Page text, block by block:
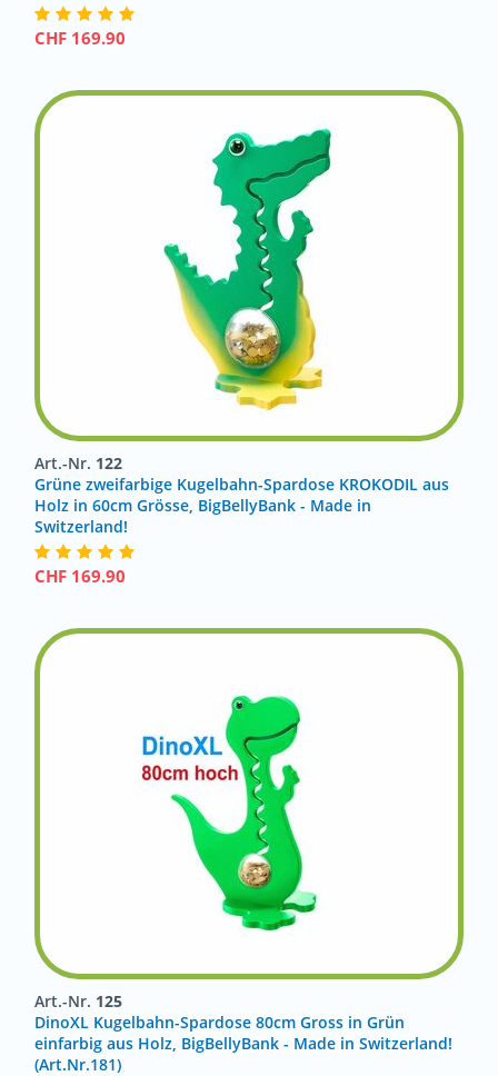
CHF 169.90
Art.-Nr. 122
Grüne zweifarbige Kugelbahn-Spardose KROKODIL aus
Holz in 60cm Grösse, BigBellyBank - Made in
Switzerland!
CHF 169.90
Art.-Nr. 125
DinoXL Kugelbahn-Spardose 80cm Gross in Grün
einfarbig aus Holz, BigBellyBank - Made in Switzerland!
(Art.Nr.181)